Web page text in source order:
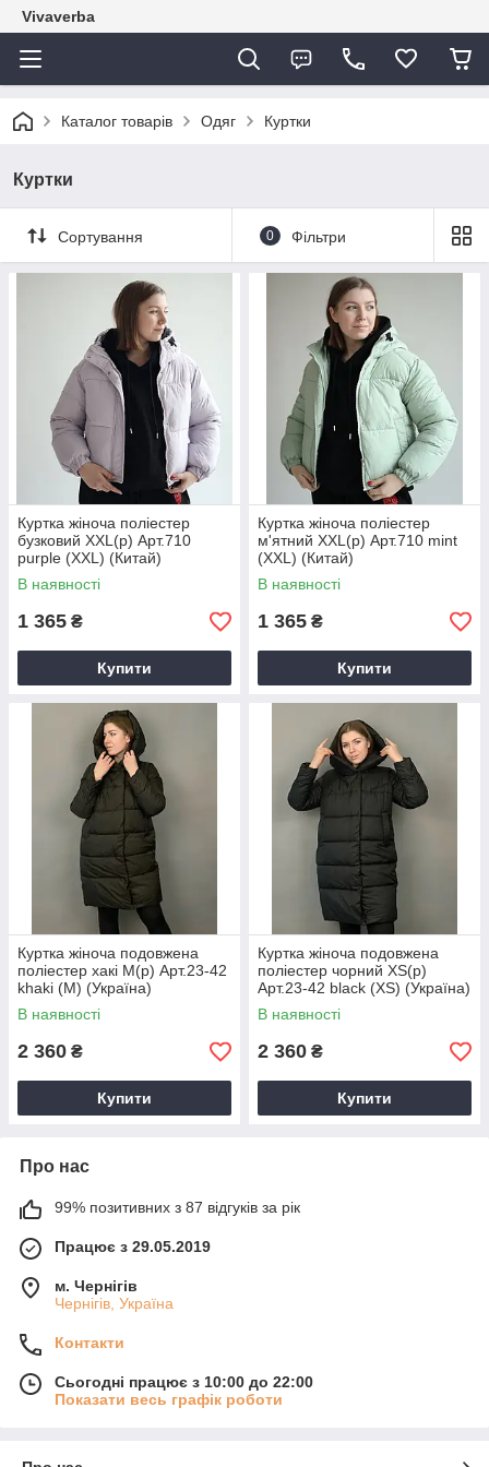
Vivaverba
Каталог товарів Одяг Куртки
Куртки
Сортування 0 Фільтри
Куртка жіноча поліестер
бузковий XXL(р) Арт.710
purple (XXL) (Китай)
В наявності
1 365 ₴
Купити
Куртка жіноча поліестер
м'ятний XXL(р) Арт.710 mint
(XXL) (Китай)
В наявності
1 365 ₴
Купити
Куртка жіноча подовжена
поліестер хакі M(р) Арт.23-42
khaki (M) (Україна)
В наявності
2 360 ₴
Купити
Куртка жіноча подовжена
поліестер чорний XS(р)
Арт.23-42 black (XS) (Україна)
В наявності
2 360 ₴
Купити
Про нас
99% позитивних з 87 відгуків за рік
Працює з 29.05.2019
м. Чернігів
Чернігів, Україна
Контакти
Сьогодні працює з 10:00 до 22:00
Показати весь графік роботи